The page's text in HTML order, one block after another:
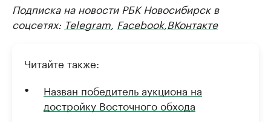
Подписка на новости РБК Новосибирск в
соцсетях: Telegram, Facebook,ВКонтакте
Читайте также:
Назван победитель аукциона на
достройку Восточного обхода